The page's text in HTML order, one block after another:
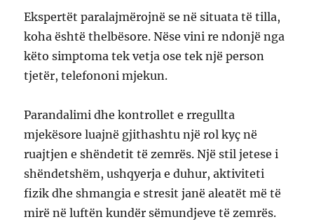
Ekspertët paralajmërojnë se në situata të tilla,
koha është thelbësore. Nëse vini re ndonjë nga
këto simptoma tek vetja ose tek një person
tjetër, telefononi mjekun.
Parandalimi dhe kontrollet e rregullta
mjekësore luajnë gjithashtu një rol kyç në
ruajtjen e shëndetit të zemrës. Një stil jetese i
shëndetshëm, ushqyerja e duhur, aktiviteti
fizik dhe shmangia e stresit janë aleatët më të
mirë në luftën kundër sëmundjeve të zemrës.